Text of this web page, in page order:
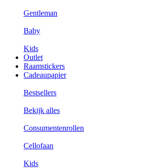
Gentleman
Baby
Kids
Outlet
Raamstickers
Cadeaupapier
Bestsellers
Bekijk alles
Consumentenrollen
Cellofaan
Kids